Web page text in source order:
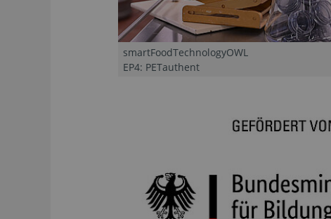
smartFoodTechnologyOWL
EP4: PETauthent